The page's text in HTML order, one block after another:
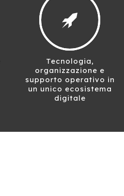
Tecnologia,
organizzazione e
supporto operativo in
un unico ecosistema
digitale